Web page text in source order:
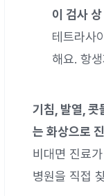
이 검사
테트라사
해요. 항
기침, 발열, 콧
는 화상으로
비대면 진료
병원을 직접